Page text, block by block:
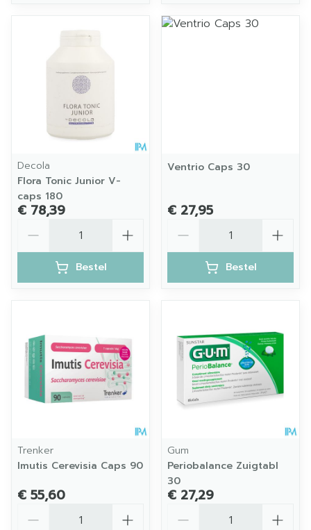
Decola
Flora Tonic Junior V-
caps 180
€ 78,39
Bestel
Ventrio Caps 30
€ 27,95
Bestel
Trenker
Imutis Cerevisia Caps 90
€ 55,60
Gum
Periobalance Zuigtabl
30
€ 27,29